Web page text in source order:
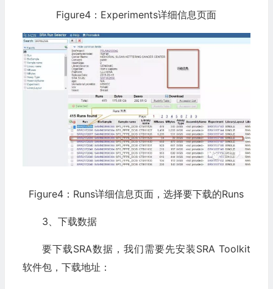
Figure4：Experiments详细信息页面
Figure4：Runs详细信息页面，选择要下载的Runs
3、下载数据
要下载SRA数据，我们需要先安装SRA Toolkit
软件包，下载地址：